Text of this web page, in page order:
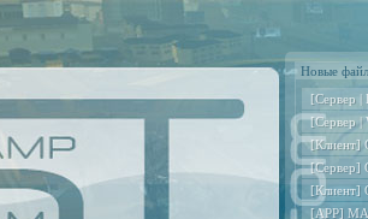
Новые
[Сервер |
[Сервер |
[Клиент]
[Сервер]
[Клиент]
[APP]